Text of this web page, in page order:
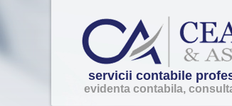
servicii contabile
evidenta contabila,